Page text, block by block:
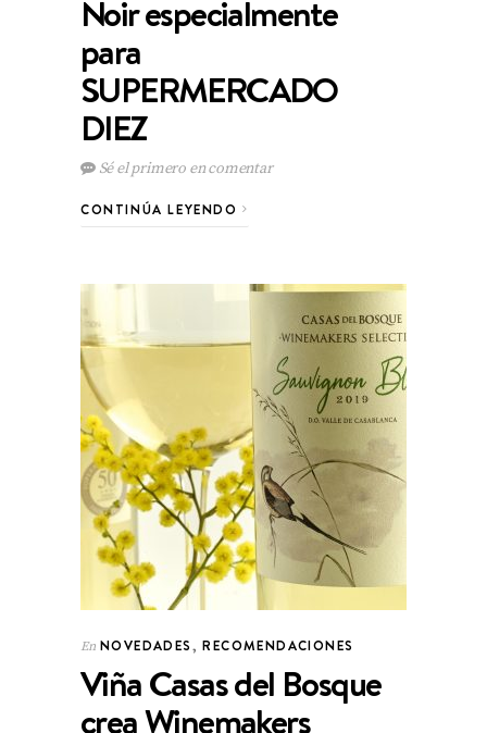
Noir especialmente
para
SUPERMERCADO
DIEZ
Sé el primero en comentar
CONTINÚA LEYENDO
En NOVEDADES,RECOMENDACIONES
Viña Casas del Bosque
crea Winemakers